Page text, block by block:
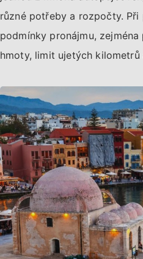
různé potřeby a rozpočty.
podmínky pronájmu,
hmoty, limit ujetých kilometrů